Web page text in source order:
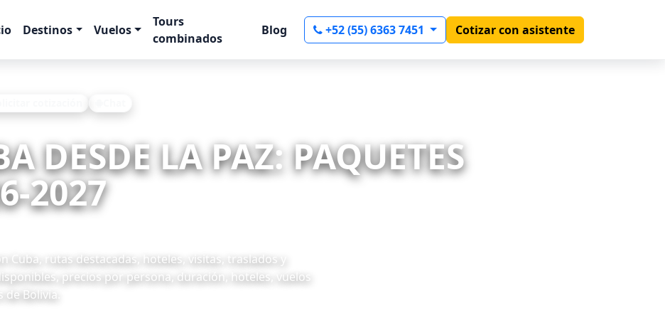
Destinos Vuelos
Tours
combinados
Blog +52 (55) 6363 7451 Cotizar con asistente
DESDE LA PAZ: PAQUETES
2027
Cuba, rutas destacadas, hoteles, visitas, traslados y
precios por persona, duración, hoteles, vuelos
Bolivia.